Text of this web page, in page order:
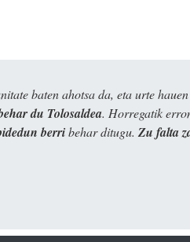
baten ahotsa da, eta urte
du Tolosaldea. Horregatik
berribehar ditugu. Zu falta